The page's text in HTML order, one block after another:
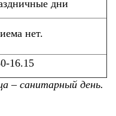
дни
нет.
16.15
– санитарный день.